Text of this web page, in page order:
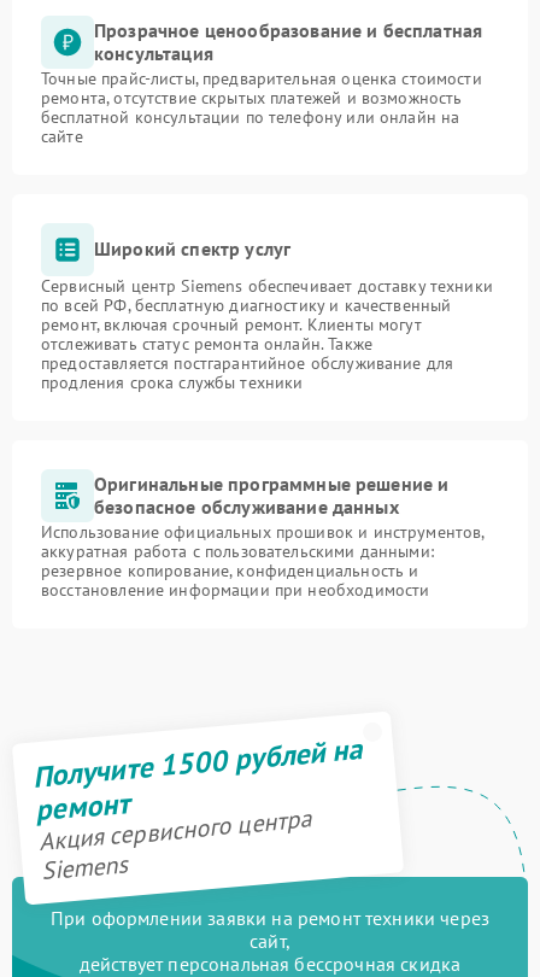
Прозрачное ценообразование и бесплатная
консультация
Точные прайс-листы, предварительная оценка стоимости
ремонта, отсутствие скрытых платежей и возможность
бесплатной консультации по телефону или онлайн на
сайте
Широкий спектр услуг
Сервисный центр Siemens обеспечивает доставку техники
по всей РФ, бесплатную диагностику и качественный
ремонт, включая срочный ремонт. Клиенты могут
отслеживать статус ремонта онлайн. Также
предоставляется постгарантийное обслуживание для
продления срока службы техники
Оригинальные программные решение и
безопасное обслуживание данных
Использование официальных прошивок и инструментов,
аккуратная работа с пользовательскими данными:
резервное копирование, конфиденциальность и
восстановление информации при необходимости
Получите 1500 рублей на
ремонт
Акция сервисного центра
Siemens
При оформлении заявки на ремонт техники через
сайт,
действует персональная бессрочная скидка